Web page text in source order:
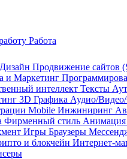
Работа
Дизайн Продвижение сайтов
и Маркетинг
интеллект Тексты
3D Графика Аудио/
Mobile Инжиниринг
Фирменный стиль Анимация
Игры Браузеры
и блокчейн Интернет-